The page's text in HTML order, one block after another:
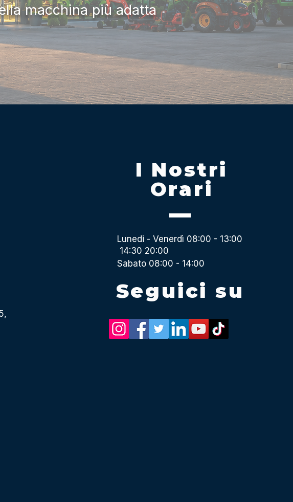
macchina più adatta
I Nostri
Orari
Lunedi - Venerdì 08:00 - 13:00
14:30 20:00
Sabato 08:00 - 14:00
Seguici su